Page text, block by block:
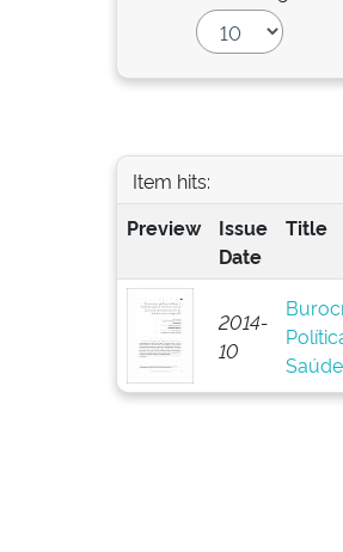
Item hits:
Preview
Issue
Date
Title
2014-
10